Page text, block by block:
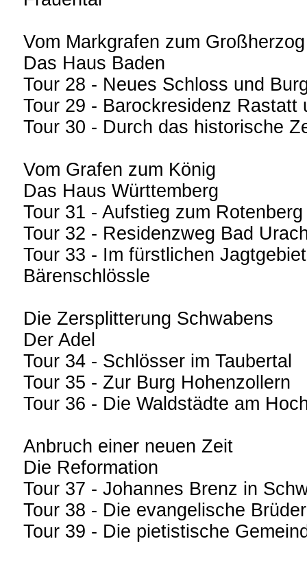
Vom Markgrafen zum Großherzog
Das Haus Baden
Tour 28 - Neues Schloss und
Tour 29 - Barockresidenz
Tour 30 - Durch das historische
Vom Grafen zum König
Das Haus Württemberg
Tour 31 - Aufstieg zum Rotenberg
Tour 32 - Residenzweg Bad
Tour 33 - Im fürstlichen
Bärenschlössle
Die Zersplitterung Schwabens
Der Adel
Tour 34 - Schlösser im Taubertal
Tour 35 - Zur Burg Hohenzollern
Tour 36 - Die Waldstädte am
Anbruch einer neuen Zeit
Die Reformation
Tour 37 - Johannes Brenz in
Tour 38 - Die evangelische
Tour 39 - Die pietistische